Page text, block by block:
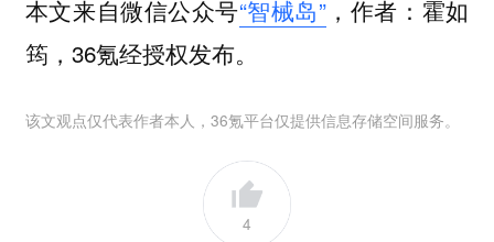
本文来自微信公众号“智械岛”，作者：霍如
筠，36氪经授权发布。
该文观点仅代表作者本人，36氪平台仅提供信息存储空间服务。
4